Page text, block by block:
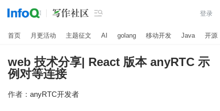
 登录
首页 月更活动 主题征文 AI golang 移动开发 Java 开源
web 技术分享| React 版本 anyRTC 示
例对等连接
作者： anyRTC开发者